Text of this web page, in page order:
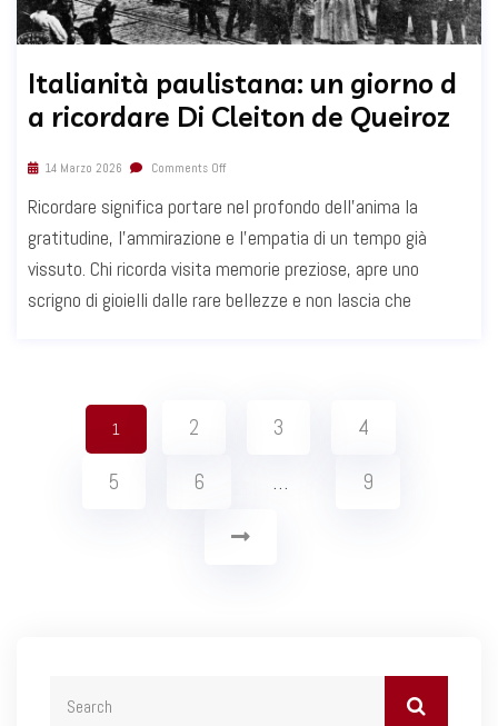
Italianità paulistana: un giorno d
a ricordare Di Cleiton de Queiroz
14 Marzo 2026 Comments Off
Ricordare significa portare nel profondo dell’anima la
gratitudine, l’ammirazione e l’empatia di un tempo già
vissuto. Chi ricorda visita memorie preziose, apre uno
scrigno di gioielli dalle rare bellezze e non lascia che
1 2 3
4
5
6 … 9